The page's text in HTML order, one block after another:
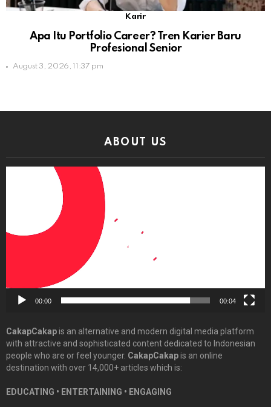
Karir
Apa Itu Portfolio Career? Tren Karier Baru
Profesional Senior
August 3, 2026, 11:37 pm
ABOUT US
00:00 00:04
CakapCakapis an alternative and modern digital media platform
with attractive and sophisticated content dedicated to Indonesian
people who are or feel younger. CakapCakapis an online
destination with over 14,000+ articles which is:
EDUCATING • ENTERTAINING • ENGAGING